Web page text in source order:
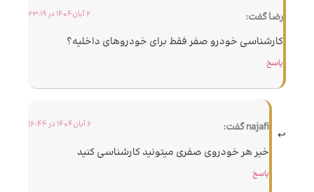
رضاگفت: 2 آبان 1404 در 23:19
کارشناسی خودرو صفر فقط برای خودروهای داخلیه؟
پاسخ
najafiگفت: 6 آبان 1404 در 16:44
خیر هر خودروی صفری میتونید کارشناسی کنید
پاسخ